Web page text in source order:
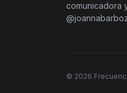
comunicadora
© 2026